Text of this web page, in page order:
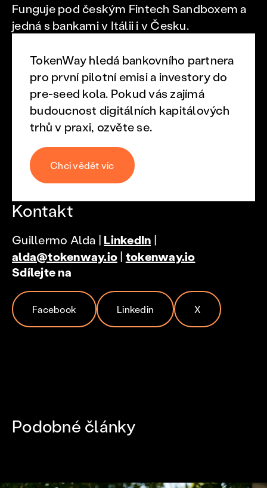
Funguje pod českým Fintech Sandboxem a
jedná s bankami v Itálii i v Česku.
TokenWay hledá bankovního partnera
pro první pilotní emisi a investory do
pre-seed kola. Pokud vás zajímá
budoucnost digitálních kapitálových
trhů v praxi, ozvěte se.
Chci vědět víc
Kontakt
Guillermo Alda | LinkedIn |
alda@tokenway.io| tokenway.io
Sdílejte na
Facebook Linkedin X
Podobné články